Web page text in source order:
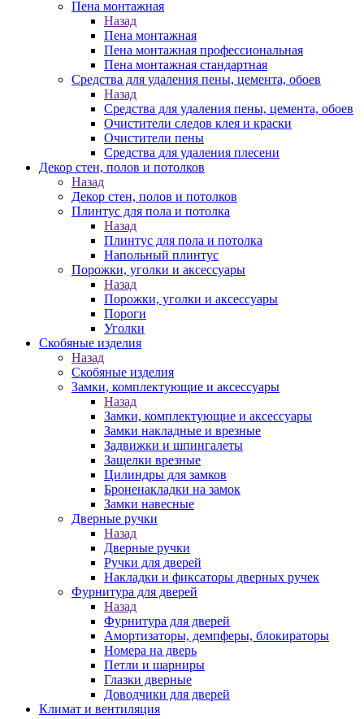
Пена монтажная
Назад
Пена монтажная
Пена монтажная профессиональная
Пена монтажная стандартная
Средства для удаления пены, цемента, обоев
Назад
Средства для удаления пены, цемента, обоев
Очистители следов клея и краски
Очистители пены
Средства для удаления плесени
Декор стен, полов и потолков
Назад
Декор стен, полов и потолков
Плинтус для пола и потолка
Назад
Плинтус для пола и потолка
Напольный плинтус
Порожки, уголки и аксессуары
Назад
Порожки, уголки и аксессуары
Пороги
Уголки
Скобяные изделия
Назад
Скобяные изделия
Замки, комплектующие и аксессуары
Назад
Замки, комплектующие и аксессуары
Замки накладные и врезные
Задвижки и шпингалеты
Защелки врезные
Цилиндры для замков
Броненакладки на замок
Замки навесные
Дверные ручки
Назад
Дверные ручки
Ручки для дверей
Накладки и фиксаторы дверных ручек
Фурнитура для дверей
Назад
Фурнитура для дверей
Амортизаторы, демпферы, блокираторы
Номера на дверь
Петли и шарниры
Глазки дверные
Доводчики для дверей
Климат и вентиляция